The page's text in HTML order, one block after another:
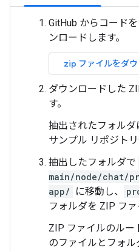
GitHub からコード
ンロードします。
zip ファイルをダ
ダウンロードした
す。
抽出されたフォル
サンプル リポジト
抽出したフォルダで
main/node/chat/
app/
に移動し、
フォルダを ZIP ファ
ZIP ファイルのルー
のファイルとフォ